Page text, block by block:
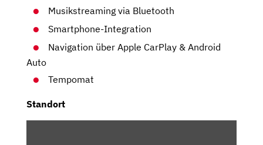
Musikstreaming via Bluetooth
Smartphone-Integration
Navigation über Apple CarPlay & Android
Auto
Tempomat
Standort